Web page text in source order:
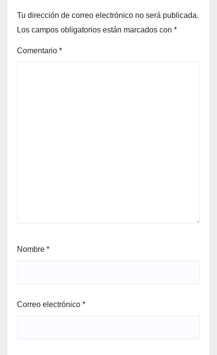
Tu dirección de correo electrónico no será publicada.
Los campos obligatorios están marcados con *
Comentario *
Nombre *
Correo electrónico *